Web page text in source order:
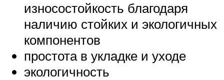
износостойкость благодаря
наличию стойких и экологичных
компонентов
простота в укладке и уходе
экологичность